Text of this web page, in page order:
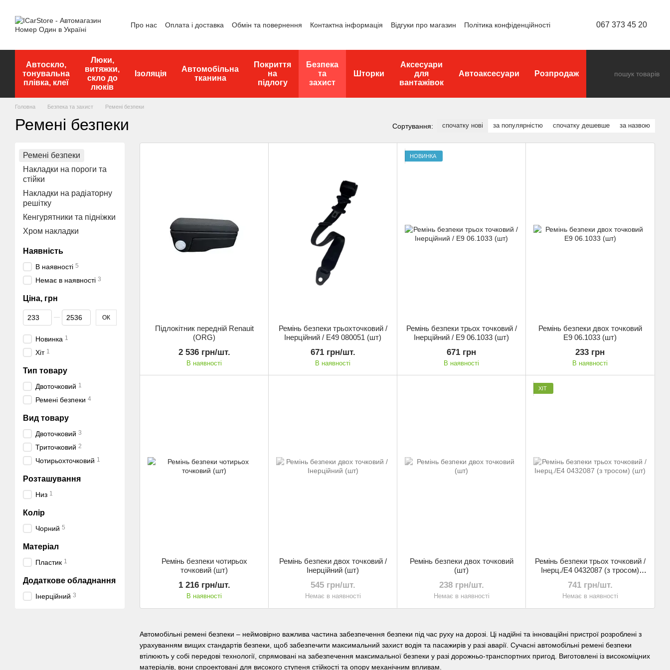
Про нас Оплата і доставка Обмін та повернення Контактна інформація Відгуки про магазин Політика конфіденційності 067 373 45 20
Автоскло,
тонувальна
плівка, клеї
Люки,
витяжки,
скло до
люків
Ізоляція
Автомобільна
тканина
Покриття
на
підлогу
Безпека
та
захист
Шторки
Аксесуари
для
вантажівок
Автоаксесуари Розпродаж
Головна Безпека та захист Ремені безпеки
Ремені безпеки Сортування: спочатку нові за популярністю спочатку дешевше за назвою
Автомобільні ремені безпеки – неймовірно важлива частина забезпечення безпеки під час руху на дорозі. Ці надійні та інноваційні пристрої розроблені з
урахуванням вищих стандартів безпеки, щоб забезпечити максимальний захист водія та пасажирів у разі аварії. Сучасні автомобільні ремені безпеки
втілюють у собі передові технології, спрямовані на забезпечення максимальної безпеки у разі дорожньо-транспортних пригод. Виготовлені із високоміцних
матеріалів, вони спроектовані для високого ступеня стійкості та опору механічним впливам.
Підлокітник передній Renauit
(ORG)
2 536 грн/шт.
В наявності
Ремінь безпеки трьохточковий /
Інерційний / E49 080051 (шт)
671 грн/шт.
В наявності
НОВИНКА
Ремінь безпеки трьох точковий /
Інерційний / E9 06.1033 (шт)
671 грн
В наявності
Ремінь безпеки двох точковий
E9 06.1033 (шт)
233 грн
В наявності
Ремінь безпеки чотирьох
точковий (шт)
1 216 грн/шт.
В наявності
Ремінь безпеки двох точковий /
Інерційний (шт)
545 грн/шт.
Немає в наявності
Ремінь безпеки двох точковий
(шт)
238 грн/шт.
Немає в наявності
ХІТ
Ремінь безпеки трьох точковий /
Інерц./E4 0432087 (з тросом)
741 грн/шт.
Немає в наявності
Ремені безпеки
Накладки на пороги та
стійки
Накладки на радіаторну
решітку
Кенгурятники та підніжки
Хром накладки
Наявність
В наявності 5
Немає в наявності 3
Ціна, грн
Від Ціна, грн
До Ціна, грн ОК
Новинка 1
Хіт 1
Тип товару
Двоточковий 1
Ремені безпеки 4
Вид товару
Двоточковий 3
Триточковий 2
Чотирьохточковий 1
Розташування
Низ 1
Колір
Чорний 5
Матеріал
Пластик 1
Додаткове обладнання
Інерційний 3